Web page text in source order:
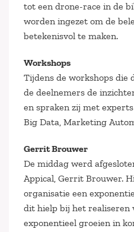
tot een drone-race in de
worden ingezet om de
betekenisvol te maken.
Workshops
Tijdens de workshops die
de deelnemers de
en spraken zij met
Big Data, Marketing
Gerrit Brouwer
De middag werd
Appical, Gerrit Brouwer.
organisatie een
dit hielp bij het realiseren
exponentieel groeien in